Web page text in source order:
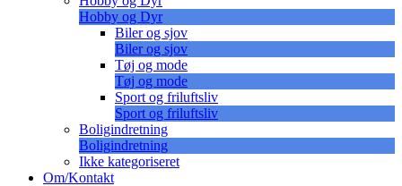
Hobby og Dyr
Biler og sjov
Biler og sjov
Tøj og mode
Tøj og mode
Sport og friluftsliv
Sport og friluftsliv
Boligindretning
Boligindretning
Ikke kategoriseret
Om/Kontakt